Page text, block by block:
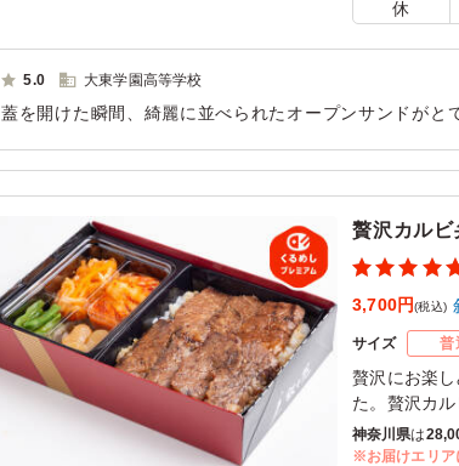
※3セット以
休
5.0 大東学園高等学校
蓋を開けた瞬間、綺麗に並べられたオープンサンドが
イス、添えられた果物も美味しくてデザートとして大好
贅沢カルビ
3,700円(税込)
サイズ 普
贅沢にお楽
た。贅沢カ
います。叙
の絶妙な味
神奈川県は
※お届けエリア